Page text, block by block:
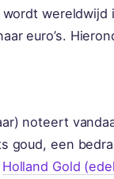
wereldwijd
euro’s.
noteert
goud, een
Holland Gold